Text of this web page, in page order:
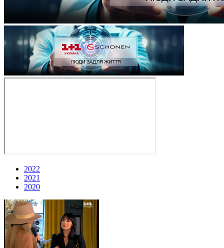
2022
2021
2020